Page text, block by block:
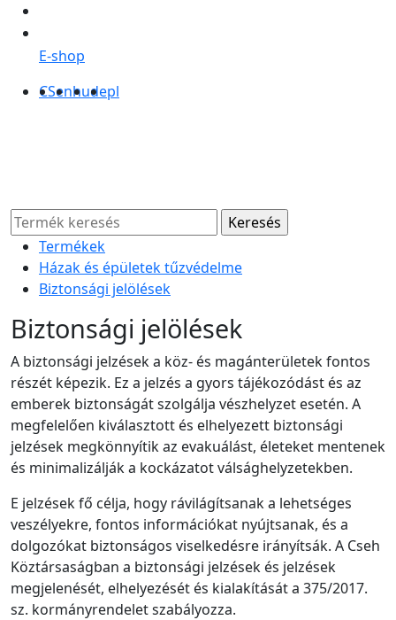
E-shop
CSenhudepl
Termékek
Házak és épületek tűzvédelme
Biztonsági jelölések
Biztonsági jelölések
A biztonsági jelzések a köz- és magánterületek fontos
részét képezik. Ez a jelzés a gyors tájékozódást és az
emberek biztonságát szolgálja vészhelyzet esetén. A
megfelelően kiválasztott és elhelyezett biztonsági
jelzések megkönnyítik az evakuálást, életeket mentenek
és minimalizálják a kockázatot válsághelyzetekben.
E jelzések fő célja, hogy rávilágítsanak a lehetséges
veszélyekre, fontos információkat nyújtsanak, és a
dolgozókat biztonságos viselkedésre irányítsák. A Cseh
Köztársaságban a biztonsági jelzések és jelzések
megjelenését, elhelyezését és kialakítását a 375/2017.
sz. kormányrendelet szabályozza.